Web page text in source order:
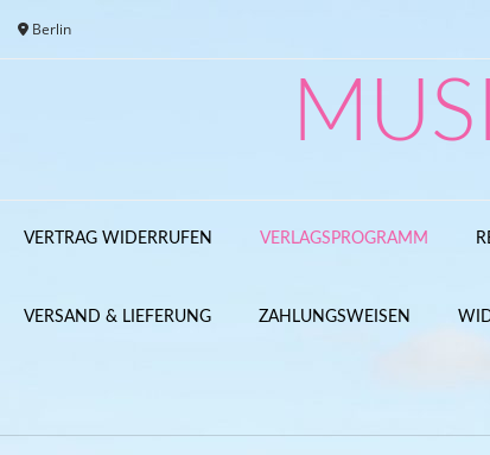
content
Berlin
VERTRAG WIDERRUFEN VERLAGSPROGRAMM
VERSAND & LIEFERUNG ZAHLUNGSWEISEN